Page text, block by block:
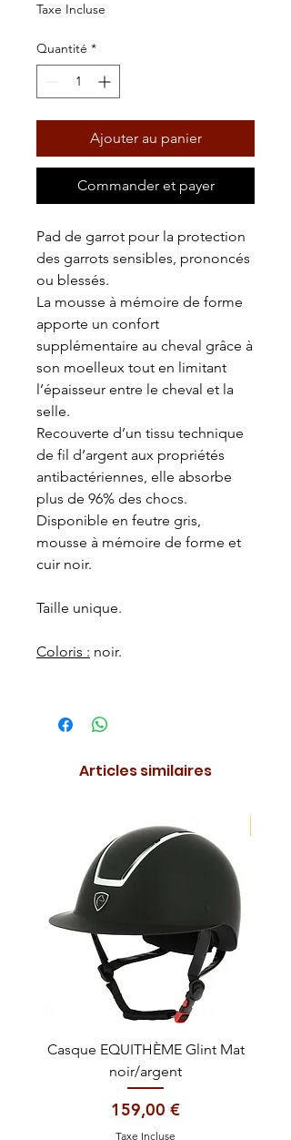
Taxe Incluse
Quantité *
Ajouter au panier
Commander et payer
Pad de garrot pour la protection
des garrots sensibles, prononcés
ou blessés.
La mousse à mémoire de forme
apporte un confort
supplémentaire au cheval grâce à
son moelleux tout en limitant
l’épaisseur entre le cheval et la
selle.
Recouverte d’un tissu technique
de fil d’argent aux propriétés
antibactériennes, elle absorbe
plus de 96% des chocs.
Disponible en feutre gris,
mousse à mémoire de forme et
cuir noir.
Taille unique.
Coloris : noir.
Articles similaires
Casque EQUITHÈME Glint Mat
noir/argent
Prix
159,00 €
Taxe Incluse